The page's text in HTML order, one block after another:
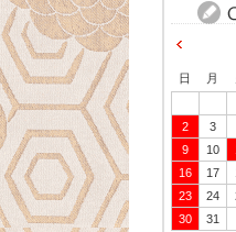
日 月
2
3
9
10
16
17
23
24
30
31